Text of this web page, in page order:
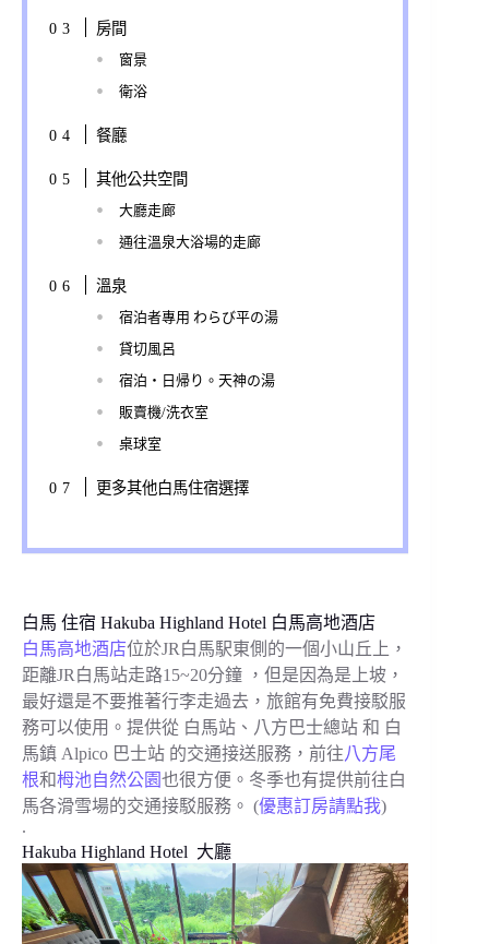
房間
窗景
衛浴
餐廳
其他公共空間
大廳走廊
通往溫泉大浴場的走廊
溫泉
宿泊者專用 わらび平の湯
貸切風呂
宿泊・日帰り。天神の湯
販賣機/洗衣室
桌球室
更多其他白馬住宿選擇
白馬 住宿 Hakuba Highland Hotel 白馬高地酒店
白馬高地酒店位於JR白馬駅東側的一個小山丘上，
距離JR白馬站走路15~20分鐘 ，但是因為是上坡，
最好還是不要推著行李走過去，旅館有免費接駁服
務可以使用。提供從 白馬站、八方巴士總站 和 白
馬鎮 Alpico 巴士站 的交通接送服務，前往八方尾
根和栂池自然公園也很方便。冬季也有提供前往白
馬各滑雪場的交通接駁服務。 (優惠訂房請點我)
.
Hakuba Highland Hotel 大廳